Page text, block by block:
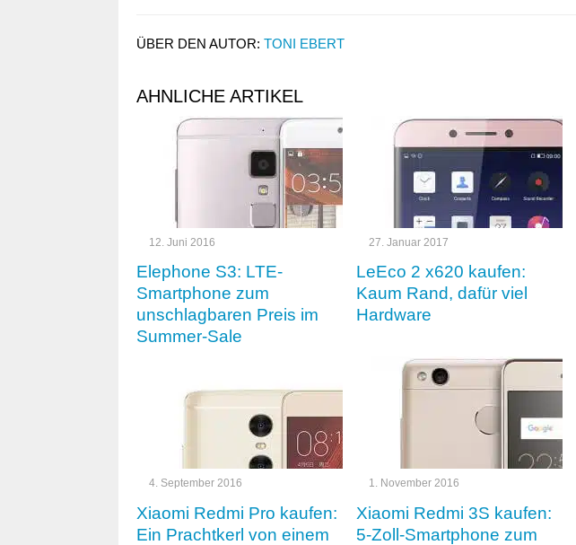
ÜBER DEN AUTOR: TONI EBERT
AHNLICHE ARTIKEL
12. Juni 2016
Elephone S3: LTE-
Smartphone zum
unschlagbaren Preis im
Summer-Sale
27. Januar 2017
LeEco 2 x620 kaufen:
Kaum Rand, dafür viel
Hardware
4. September 2016
Xiaomi Redmi Pro kaufen:
Ein Prachtkerl von einem
1. November 2016
Xiaomi Redmi 3S kaufen:
5-Zoll-Smartphone zum